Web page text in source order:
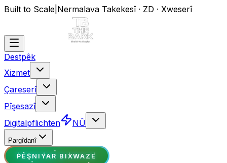
Built to Scale Nermalava Takekesî · ZD · Xweserî
Destpêk
Xizmet
Çareserî
Pîşesazî
Digitalpflichten
NÛ
Pargîdanî
PÊŞNIYAR BIXWAZE